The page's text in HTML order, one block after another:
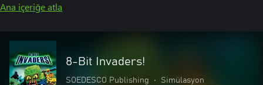
Ana içeriğe atla
8-Bit Invaders!
SOEDESCO Publishing • Simülasyon